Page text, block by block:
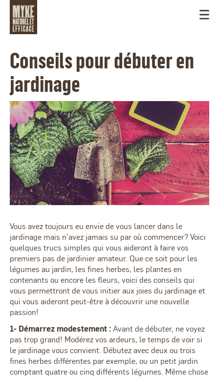
CANADA
Conseils pour débuter en
jardinage
Vous avez toujours eu envie de vous lancer dans le
jardinage mais n’avez jamais su par où commencer? Voici
quelques trucs simples qui vous aideront à faire vos
premiers pas de jardinier amateur. Que ce soit pour les
légumes au jardin, les fines herbes, les plantes en
contenants ou encore les fleurs, voici des conseils qui
vous permettront de vous initier aux joies du jardinage et
qui vous aideront peut-être à découvrir une nouvelle
passion!
1- Démarrez modestement : Avant de débuter, ne voyez
pas trop grand! Modérez vos ardeurs, le temps de voir si
le jardinage vous convient. Débutez avec deux ou trois
fines herbes différentes par exemple, ou un petit jardin
comptant quatre ou cinq différents légumes. Même chose